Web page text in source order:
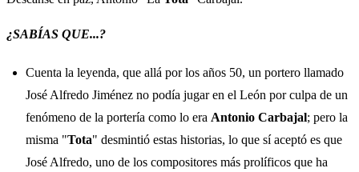
¿SABÍAS QUE...?
Cuenta la leyenda, que allá por los años 50, un portero llamado
José Alfredo Jiménez no podía jugar en el León por culpa de un
fenómeno de la portería como lo era Antonio Carbajal; pero la
misma "Tota" desmintió estas historias, lo que sí aceptó es que
José Alfredo, uno de los compositores más prolíficos que ha